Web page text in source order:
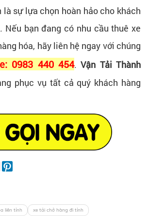
sự lựa chọn hoàn hảo cho khách
Nếu bạn đang có nhu cầu thuê xe
hóa, hãy liên hệ ngay với chúng
0983 440 454.Vận Tải Thành
phục vụ tất cả quý khách hàng
liên tỉnh
xe tải chở hàng đi tỉnh